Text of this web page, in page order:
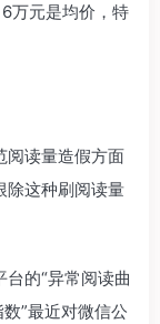
万元是均价，特
读量造假方面
除这种刷阅读量
的“异常阅读曲
”最近对微信公